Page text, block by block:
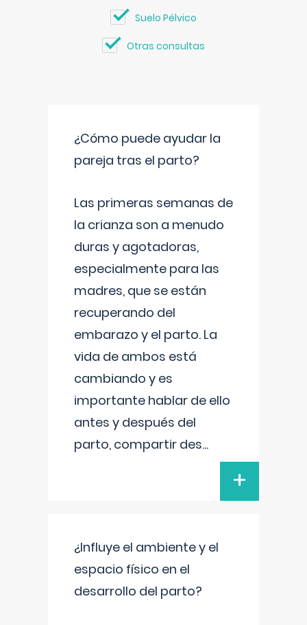
Suelo Pélvico
Otras consultas
¿Cómo puede ayudar la
pareja tras el parto?
Las primeras semanas de
la crianza son a menudo
duras y agotadoras,
especialmente para las
madres, que se están
recuperando del
embarazo y el parto. La
vida de ambos está
cambiando y es
importante hablar de ello
antes y después del
parto, compartir des...
+
¿Influye el ambiente y el
espacio físico en el
desarrollo del parto?